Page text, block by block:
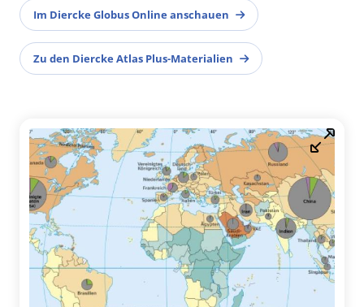
Im Diercke Globus Online anschauen
Zu den Diercke Atlas Plus-Materialien